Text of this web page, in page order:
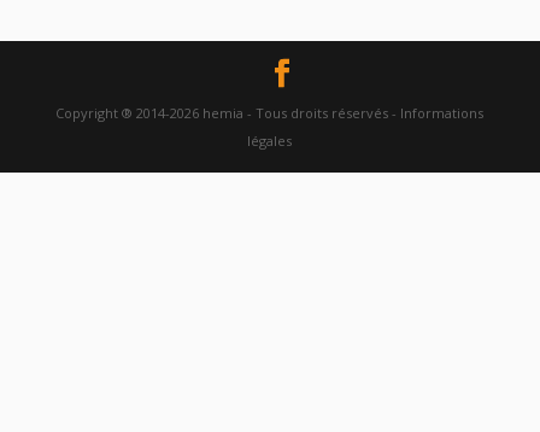
Copyright ® 2014-2026 hemia - Tous droits réservés - Informations
légales